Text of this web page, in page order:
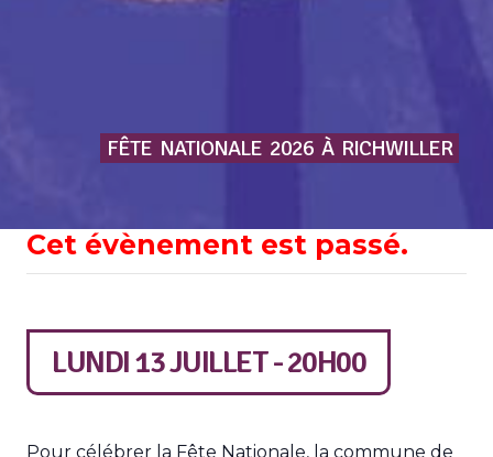
FÊTE NATIONALE 2026 À RICHWILLER
Cet évènement est passé.
LUNDI 13 JUILLET - 20H00
Pour célébrer la Fête Nationale, la commune de